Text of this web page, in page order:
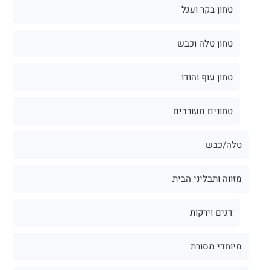
טחון בקר ועגל
טחון טלה וכבש
טחון עוף והודו
טחונים מעורבים
טלה/כבש
מזווה ותבליני הבית
דגים וירקות
מיוחדי מסורת